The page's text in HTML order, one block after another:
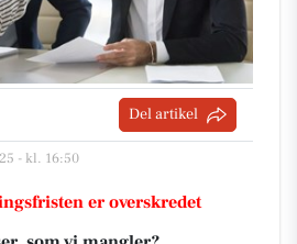
Del artikel
- kl. 16:50
er overskredet